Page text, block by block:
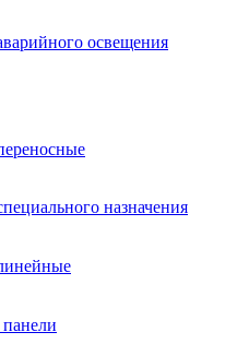
освещения
назначения